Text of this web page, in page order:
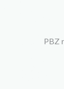
PBZ